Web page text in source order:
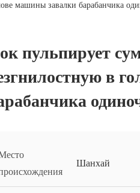
машины завалки барабанчика
пульпирует
в
Шанхай